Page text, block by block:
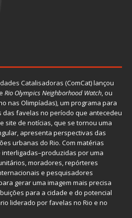
Catalisadoras (ComCat) lançou
Rio Olympics Neighborhood Watch, ou
nas Olimpíadas), um programa para
favelas no período que antecedeu
site de notícias, que se tornou uma
apresenta perspectivas das
urbanas do Rio. Com matérias
por uma
moradores, repórteres
e pesquisadores
gerar uma imagem mais precisa
para a cidade e do potencial
liderado por favelas no Rio e no